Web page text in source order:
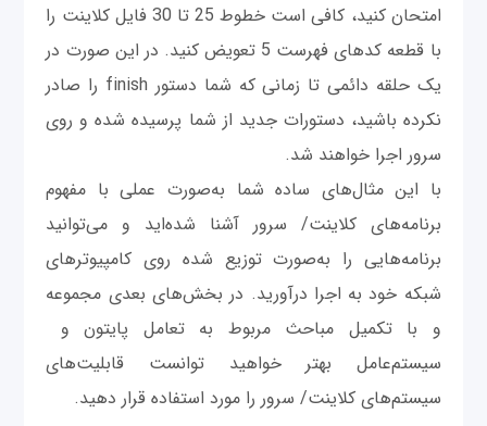
امتحان کنید، کافی است خطوط 25 تا 30 فایل کلاینت را
با قطعه کدهای فهرست 5 تعویض کنید. در این صورت در
یک حلقه دائمی تا زمانی که شما دستور finish را صادر
نکرده باشید، دستورات جدید از شما پرسیده شده و روی
سرور اجرا خواهند شد.
با این مثال‌های ساده شما به‌صورت عملی با مفهوم
برنامه‌های کلاینت‌/ سرور آشنا شده‌اید و می‌توانید
برنامه‌هایی را به‌صورت توزیع شده روی کامپیوترهای
شبکه خود به اجرا درآورید. در بخش‌های بعدی مجموعه
و با تکمیل مباحث مربوط به تعامل پایتون و
سیستم‌عامل بهتر خواهید توانست قابلیت‌های
سیستم‌های کلاینت‌/ سرور را مورد استفاده قرار دهید.